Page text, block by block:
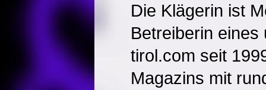
Die Klägerin ist
Betreiberin
tirol.com seit
Magazins mit